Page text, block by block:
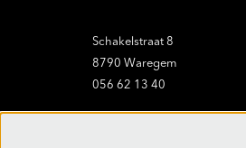
Schakelstraat 8
8790 Waregem
056 62 13 40